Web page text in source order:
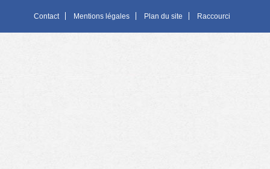
Contact Mentions légales Plan du site Raccourci